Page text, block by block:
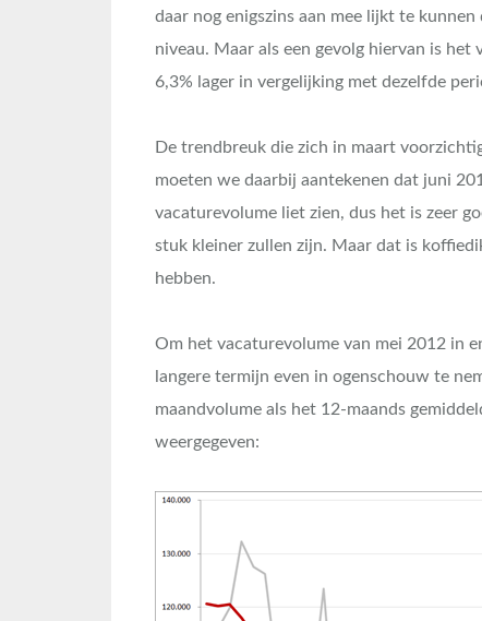
daar nog enigszins aan mee lijkt te
niveau. Maar als een gevolg hiervan is
6,3% lager in vergelijking met dezelfde
De trendbreuk die zich in maart
moeten we daarbij aantekenen dat juni
vacaturevolume liet zien, dus het is zeer
stuk kleiner zullen zijn. Maar dat is
hebben.
Om het vacaturevolume van mei 2012 in
langere termijn even in ogenschouw te
maandvolume als het 12-maands
weergegeven: